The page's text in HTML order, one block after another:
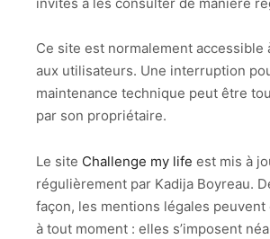
Ce site est normalement accessible
aux utilisateurs. Une interruption
maintenance technique peut être
par son propriétaire.
Le site Challenge my life est mis à
régulièrement par Kadija Boyreau.
façon, les mentions légales
à tout moment : elles s’imposent